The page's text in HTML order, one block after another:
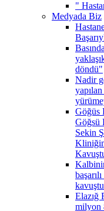
"
Medyada Biz
döndü"
Nadir
Göğüs
Göğsü
Sekin
Elazığ
milyon